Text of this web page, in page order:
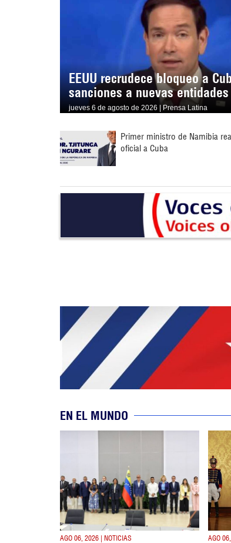
EEUU recrudece bloqueo a
sanciones a nuevas entidades
jueves 6 de agosto de 2026 | Prensa Latina
Primer ministro de Namibia
oficial a Cuba
EN EL MUNDO
AGO 06, 2026 | NOTICIAS AGO